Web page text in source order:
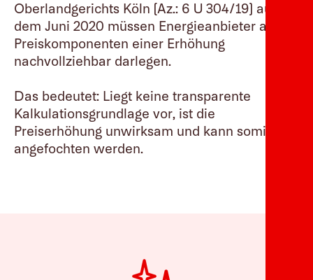
Oberlandgerichts Köln (Az.: 6 U 304/19) aus
dem Juni 2020 müssen Energieanbieter alle
Preiskomponenten einer Erhöhung
nachvollziehbar darlegen.
Das bedeutet: Liegt keine transparente
Kalkulationsgrundlage vor, ist die
Preiserhöhung unwirksam und kann somit
angefochten werden.